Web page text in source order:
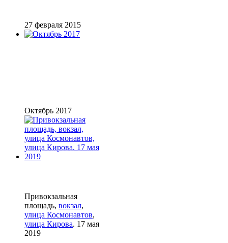
27 февраля 2015
Октябрь 2017
Привокзальная
площадь, вокзал,
улица Космонавтов,
улица Кирова. 17 мая
2019